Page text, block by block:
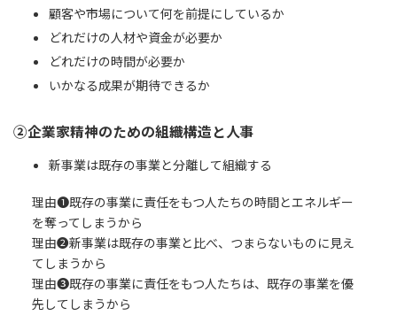
顧客や市場について何を前提にしているか
どれだけの人材や資金が必要か
どれだけの時間が必要か
いかなる成果が期待できるか
②企業家精神のための組織構造と人事
新事業は既存の事業と分離して組織する
理由❶既存の事業に責任をもつ人たちの時間とエネルギー
を奪ってしまうから
理由❷新事業は既存の事業と比べ、つまらないものに見え
てしまうから
理由❸既存の事業に責任をもつ人たちは、既存の事業を優
先してしまうから